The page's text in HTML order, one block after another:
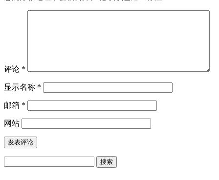
评论 *
显示名称 *
邮箱 *
网站